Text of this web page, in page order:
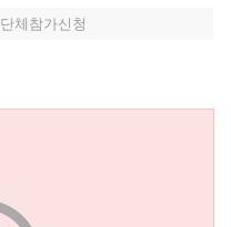
단체참가신청